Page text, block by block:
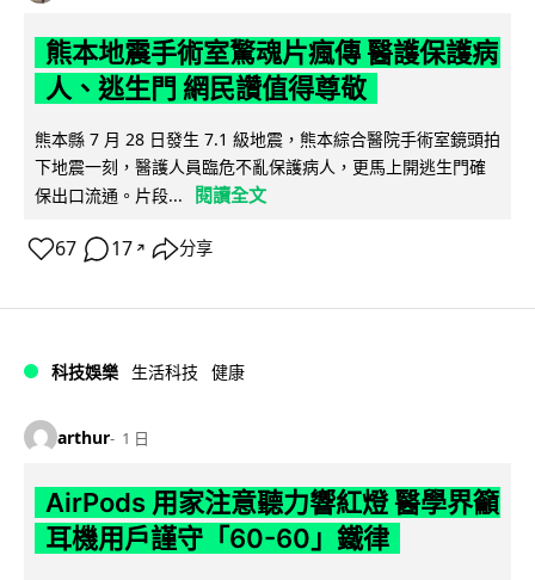
熊本地震手術室驚魂片瘋傳 醫護保護病
人、逃生門 網民讚值得尊敬
熊本縣 7 月 28 日發生 7.1 級地震，熊本綜合醫院手術室鏡頭拍
下地震一刻，醫護人員臨危不亂保護病人，更馬上開逃生門確
保出口流通。片段...
閱讀全文
67 17 ↗ 分享
科技娛樂 生活科技 健康
arthur 1 日
AirPods 用家注意聽力響紅燈 醫學界籲
耳機用戶謹守「60-60」鐵律